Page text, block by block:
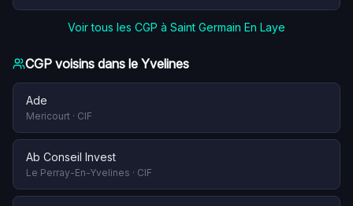
Voir tous les CGP à Saint Germain En Laye
CGP voisins dans le Yvelines
Ade
Mericourt · CIF
Ab Conseil Invest
Le Perray-En-Yvelines · CIF